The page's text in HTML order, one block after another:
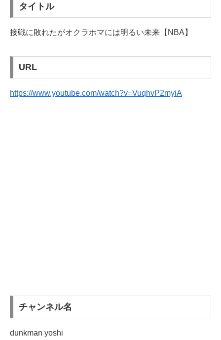
タイトル
接戦に敗れたがオクラホマには明るい未来【NBA】
URL
https://www.youtube.com/watch?v=VuqhvP2myiA
チャンネル名
dunkman yoshi